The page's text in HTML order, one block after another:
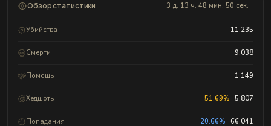
Обзор статистики 3 д. 13 ч. 48 мин. 50 сек.
Убийства 11,235
Смерти 9,038
Помощь 1,149
Хедшоты 51.69% 5,807
Попадания 20.66% 66,041